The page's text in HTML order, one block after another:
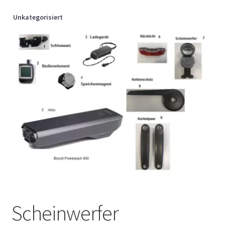
Unkategorisiert
Scheinwerfer